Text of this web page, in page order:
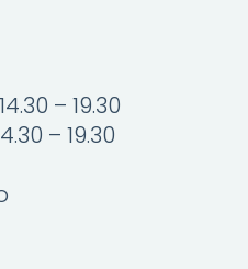
– 19.30
– 19.30